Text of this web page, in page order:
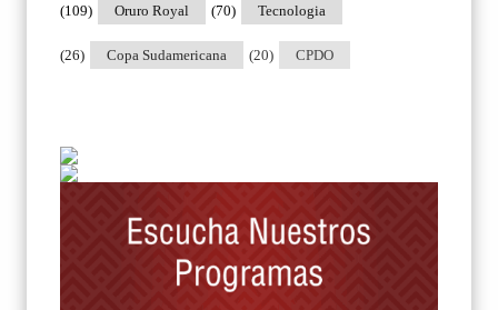
Oruro Royal
(109) Tecnologia
(70)
Copa Sudamericana
(26) CPDO
(20)